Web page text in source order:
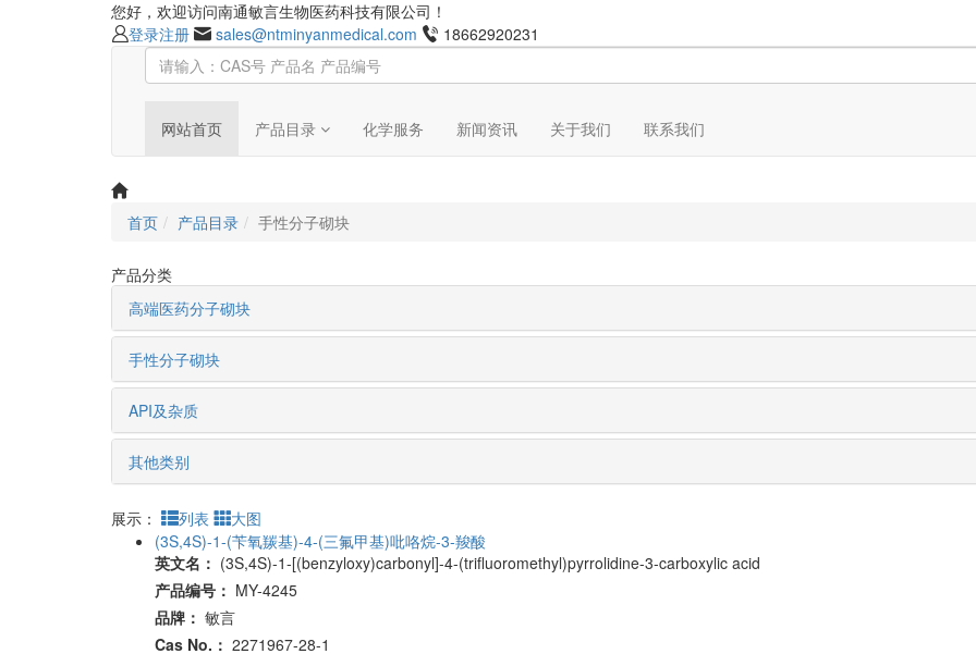
您好，欢迎访问南通敏言生物医药科技有限公司！
登录注册 sales@ntminyanmedical.com 18662920231
网站首页 产品目录 化学服务 新闻资讯 关于我们 联系我们
首页 产品目录 手性分子砌块
产品分类
高端医药分子砌块
手性分子砌块
API及杂质
其他类别
展示： 列表
大图
(3S,4S)-1-(苄氧羰基)-4-(三氟甲基)吡咯烷-3-羧酸
英文名： (3S,4S)-1-[(benzyloxy)carbonyl]-4-(trifluoromethyl)pyrrolidine-3-carboxylic acid
产品编号： MY-4245
品牌： 敏言
Cas No.： 2271967-28-1